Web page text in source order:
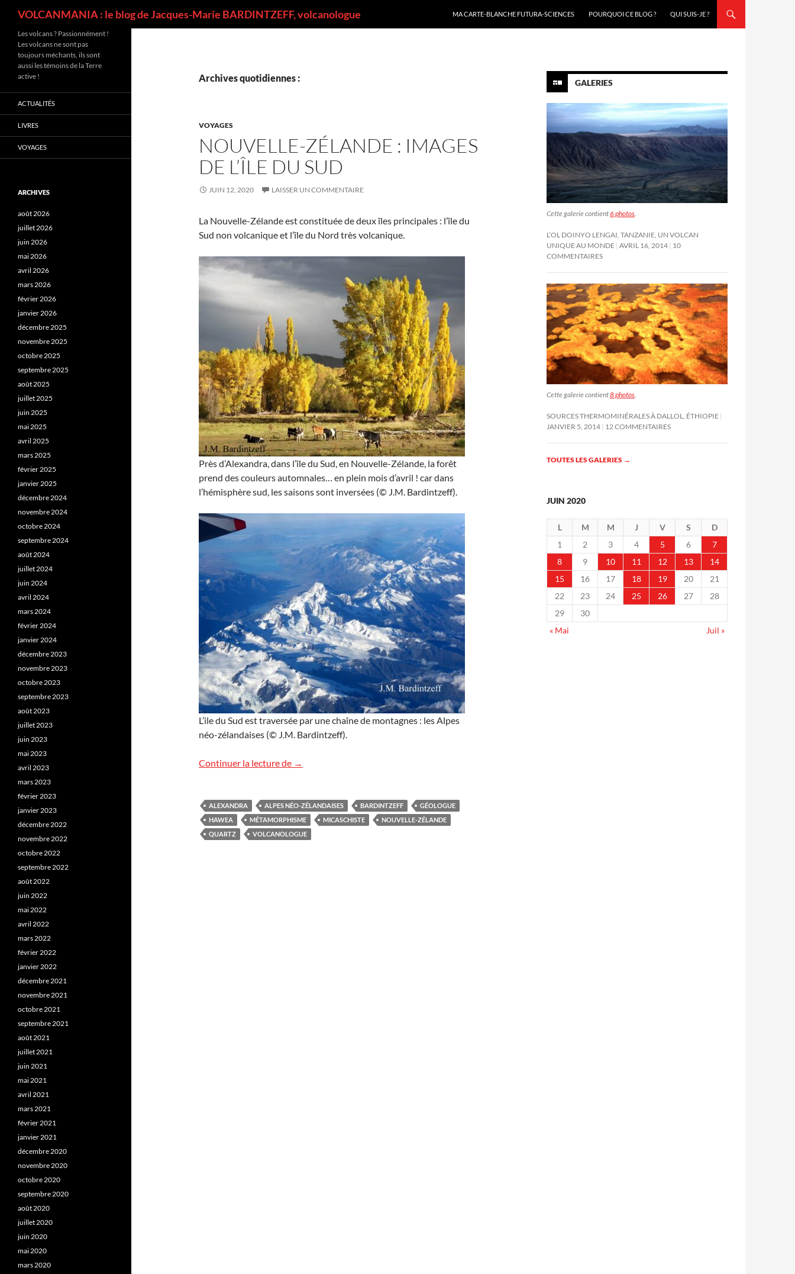
VOLCANMANIA : le blog de Jacques-Marie BARDINTZEFF, volcanologue
MA CARTE-BLANCHE FUTURA-SCIENCES
POURQUOI CE BLOG ? QUI SUIS-JE ?
Archives quotidiennes :
VOYAGES
NOUVELLE-ZÉLANDE : IMAGES
DE L’ÎLE DU SUD
JUIN 12, 2020 LAISSER UN COMMENTAIRE
La Nouvelle-Zélande est constituée de deux îles principales : l’île du
Sud non volcanique et l’île du Nord très volcanique.
Près d’Alexandra, dans l’île du Sud, en Nouvelle-Zélande, la forêt
prend des couleurs automnales… en plein mois d’avril ! car dans
l’hémisphère sud, les saisons sont inversées (© J.M. Bardintzeff).
L’ile du Sud est traversée par une chaîne de montagnes : les Alpes
néo-zélandaises (© J.M. Bardintzeff).
Continuer la lecture de Nouvelle-Zélande : images de l’île du Sud
→
ALEXANDRA ALPES NÉO-ZÉLANDAISES BARDINTZEFF
GÉOLOGUE
HAWEA
MÉTAMORPHISME MICASCHISTE
NOUVELLE-ZÉLANDE
QUARTZ
VOLCANOLOGUE
GALERIES
Cette galerie contient6 photos.
L’OL DOINYO LENGAI, TANZANIE, UN VOLCAN
UNIQUE AU MONDE AVRIL 16, 2014 10
COMMENTAIRES
Cette galerie contient8 photos
SOURCES THERMOMINÉRALES À DALLOL, ÉTHIOPIE
JANVIER 5, 2014 12 COMMENTAIRES
TOUTES LES GALERIES →
JUIN 2020
L M M J V S
D
1
2 3 4 5 6
7
8
9 10 11 12 13
14
15
16 17 18 19 20
21
22
23 24 25 26 27
28
29
30
« Mai
Juil »
Les volcans ? Passionnément !
Les volcans ne sont pas
toujours méchants, ils sont
aussi les témoins de la Terre
active !
ACTUALITÉS
LIVRES
VOYAGES
ARCHIVES
août 2026
juillet 2026
juin 2026
mai 2026
avril 2026
mars 2026
février 2026
janvier 2026
décembre 2025
novembre 2025
octobre 2025
septembre 2025
août 2025
juillet 2025
juin 2025
mai 2025
avril 2025
mars 2025
février 2025
janvier 2025
décembre 2024
novembre 2024
octobre 2024
septembre 2024
août 2024
juillet 2024
juin 2024
avril 2024
mars 2024
février 2024
janvier 2024
décembre 2023
novembre 2023
octobre 2023
septembre 2023
août 2023
juillet 2023
juin 2023
mai 2023
avril 2023
mars 2023
février 2023
janvier 2023
décembre 2022
novembre 2022
octobre 2022
septembre 2022
août 2022
juin 2022
mai 2022
avril 2022
mars 2022
février 2022
janvier 2022
décembre 2021
novembre 2021
octobre 2021
septembre 2021
août 2021
juillet 2021
juin 2021
mai 2021
avril 2021
mars 2021
février 2021
janvier 2021
décembre 2020
novembre 2020
octobre 2020
septembre 2020
août 2020
juillet 2020
juin 2020
mai 2020
mars 2020